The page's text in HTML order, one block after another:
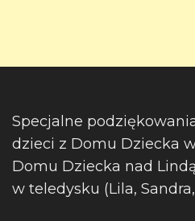
Specjalne
dzieci z Domu Dziecka
Domu Dziecka nad
w teledysku (Lila,